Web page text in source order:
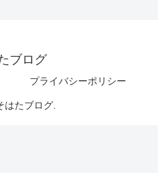
ブログ
プライバシーポリシー
たブログ.